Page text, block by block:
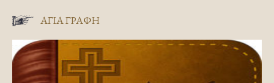
ΑΓΊΑ ΓΡΑΦΉ